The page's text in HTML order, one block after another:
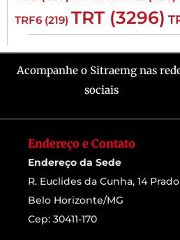
TRF6 (219) TRT (3296)
Acompanhe o Sitraemg nas
sociais
Endereço e Contato
Endereço da Sede
R. Euclides da Cunha, 14 Prado
Belo Horizonte/MG
Cep: 30411-170